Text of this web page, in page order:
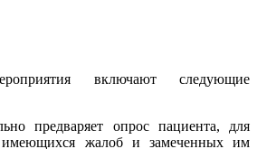
включают следующие
предваряет опрос пациента, для
жалоб и замеченных им